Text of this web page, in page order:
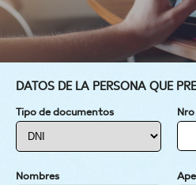
DATOS DE LA PERSONA QUE
Tipo de documentos
Nombres